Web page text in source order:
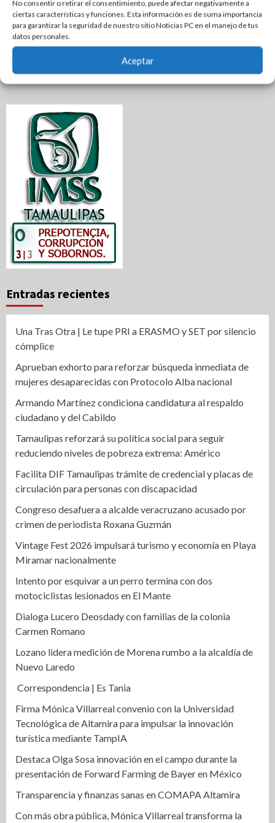
No consentir o retirar el consentimiento, puede afectar negativamente a
ciertas características y funciones. Esta información es de suma importancia
para garantizar la seguridad de nuestro sitio Noticias PC en el manejo de tus
datos personales.
Aceptar
Entradas recientes
Una Tras Otra | Le tupe PRI a ERASMO y SET por silencio
cómplice
Aprueban exhorto para reforzar búsqueda inmediata de
mujeres desaparecidas con Protocolo Alba nacional
Armando Martínez condiciona candidatura al respaldo
ciudadano y del Cabildo
Tamaulipas reforzará su política social para seguir
reduciendo niveles de pobreza extrema: Américo
Facilita DIF Tamaulipas trámite de credencial y placas de
circulación para personas con discapacidad
Congreso desafuera a alcalde veracruzano acusado por
crimen de periodista Roxana Guzmán
Vintage Fest 2026 impulsará turismo y economía en Playa
Miramar nacionalmente
Intento por esquivar a un perro termina con dos
motociclistas lesionados en El Mante
Dialoga Lucero Deosdady con familias de la colonia
Carmen Romano
Lozano lidera medición de Morena rumbo a la alcaldía de
Nuevo Laredo
Correspondencia | Es Tania
Firma Mónica Villarreal convenio con la Universidad
Tecnológica de Altamira para impulsar la innovación
turística mediante TampIA
Destaca Olga Sosa innovación en el campo durante la
presentación de Forward Farming de Bayer en México
Transparencia y finanzas sanas en COMAPA Altamira
Con más obra pública, Mónica Villarreal transforma la